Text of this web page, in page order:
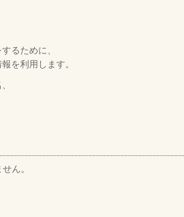
るために、
を利用します。
ん。